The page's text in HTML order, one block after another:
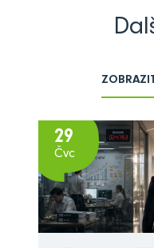
29
Čvc